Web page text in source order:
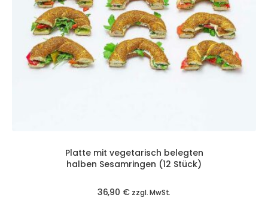
Platte mit vegetarisch belegten
halben Sesamringen (12 Stück)
36,90 € zzgl. MwSt.